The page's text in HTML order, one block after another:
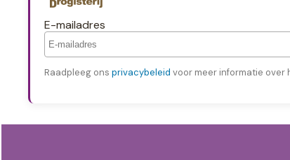
E-mailadres
Raadpleeg ons privacybeleid voor meer informatie over